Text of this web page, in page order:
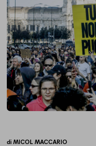
diMICOL MACCARIO